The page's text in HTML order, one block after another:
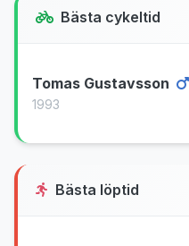
Bästa cykeltid
Tomas Gustavsson
1993
Bästa löptid